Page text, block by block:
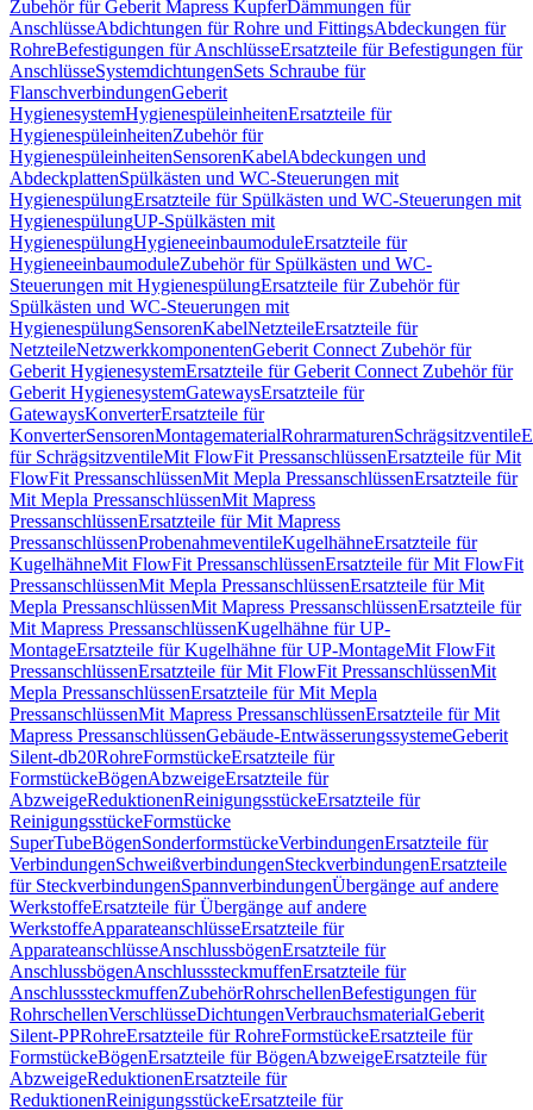
Zubehör für Geberit Mapress KupferDämmungen für
AnschlüsseAbdichtungen für Rohre und FittingsAbdeckungen für
RohreBefestigungen für AnschlüsseErsatzteile für Befestigungen für
AnschlüsseSystemdichtungenSets Schraube für
FlanschverbindungenGeberit
HygienesystemHygienespüleinheitenErsatzteile für
HygienespüleinheitenZubehör für
HygienespüleinheitenSensorenKabelAbdeckungen und
AbdeckplattenSpülkästen und WC-Steuerungen mit
HygienespülungErsatzteile für Spülkästen und WC-Steuerungen mit
HygienespülungUP-Spülkästen mit
HygienespülungHygieneeinbaumoduleErsatzteile für
HygieneeinbaumoduleZubehör für Spülkästen und WC-
Steuerungen mit HygienespülungErsatzteile für Zubehör für
Spülkästen und WC-Steuerungen mit
HygienespülungSensorenKabelNetzteileErsatzteile für
NetzteileNetzwerkkomponentenGeberit Connect Zubehör für
Geberit HygienesystemErsatzteile für Geberit Connect Zubehör für
Geberit HygienesystemGatewaysErsatzteile für
GatewaysKonverterErsatzteile für
KonverterSensorenMontagematerialRohrarmaturenSchrägsitzventile
für SchrägsitzventileMit FlowFit PressanschlüssenErsatzteile für Mit
FlowFit PressanschlüssenMit Mepla PressanschlüssenErsatzteile für
Mit Mepla PressanschlüssenMit Mapress
PressanschlüssenErsatzteile für Mit Mapress
PressanschlüssenProbenahmeventileKugelhähneErsatzteile für
KugelhähneMit FlowFit PressanschlüssenErsatzteile für Mit FlowFit
PressanschlüssenMit Mepla PressanschlüssenErsatzteile für Mit
Mepla PressanschlüssenMit Mapress PressanschlüssenErsatzteile für
Mit Mapress PressanschlüssenKugelhähne für UP-
MontageErsatzteile für Kugelhähne für UP-MontageMit FlowFit
PressanschlüssenErsatzteile für Mit FlowFit PressanschlüssenMit
Mepla PressanschlüssenErsatzteile für Mit Mepla
PressanschlüssenMit Mapress PressanschlüssenErsatzteile für Mit
Mapress PressanschlüssenGebäude-EntwässerungssystemeGeberit
Silent-db20RohreFormstückeErsatzteile für
FormstückeBögenAbzweigeErsatzteile für
AbzweigeReduktionenReinigungsstückeErsatzteile für
ReinigungsstückeFormstücke
SuperTubeBögenSonderformstückeVerbindungenErsatzteile für
VerbindungenSchweißverbindungenSteckverbindungenErsatzteile
für SteckverbindungenSpannverbindungenÜbergänge auf andere
WerkstoffeErsatzteile für Übergänge auf andere
WerkstoffeApparateanschlüsseErsatzteile für
ApparateanschlüsseAnschlussbögenErsatzteile für
AnschlussbögenAnschlusssteckmuffenErsatzteile für
AnschlusssteckmuffenZubehörRohrschellenBefestigungen für
RohrschellenVerschlüsseDichtungenVerbrauchsmaterialGeberit
Silent-PPRohreErsatzteile für RohreFormstückeErsatzteile für
FormstückeBögenErsatzteile für BögenAbzweigeErsatzteile für
AbzweigeReduktionenErsatzteile für
ReduktionenReinigungsstückeErsatzteile für